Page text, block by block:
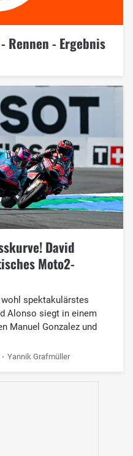
Rennen - Ergebnis
David
Moto2-
spektakulärstes
Alonso siegt in einem
Manuel Gonzalez und
Yannik Grafmüller